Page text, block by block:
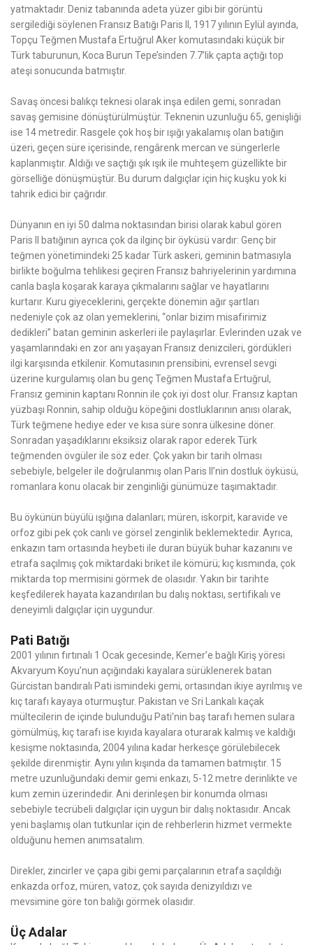
yatmaktadır. Deniz tabanında adeta yüzer gibi bir görüntü
sergilediği söylenen Fransız Batığı Paris II, 1917 yılının Eylül ayında,
Topçu Teğmen Mustafa Ertuğrul Aker komutasındaki küçük bir
Türk taburunun, Koca Burun Tepe’sinden 7.7’lik çapta açtığı top
ateşi sonucunda batmıştır.
Savaş öncesi balıkçı teknesi olarak inşa edilen gemi, sonradan
savaş gemisine dönüştürülmüştür. Teknenin uzunluğu 65, genişliği
ise 14 metredir. Rasgele çok hoş bir ışığı yakalamış olan batığın
üzeri, geçen süre içerisinde, rengârenk mercan ve süngerlerle
kaplanmıştır. Aldığı ve saçtığı şık ışık ile muhteşem güzellikte bir
görselliğe dönüşmüştür. Bu durum dalgıçlar için hiç kuşku yok ki
tahrik edici bir çağrıdır.
Dünyanın en iyi 50 dalma noktasından birisi olarak kabul gören
Paris II batığının ayrıca çok da ilginç bir öyküsü vardır: Genç bir
teğmen yönetimindeki 25 kadar Türk askeri, geminin batmasıyla
birlikte boğulma tehlikesi geçiren Fransız bahriyelerinin yardımına
canla başla koşarak karaya çıkmalarını sağlar ve hayatlarını
kurtarır. Kuru giyeceklerini, gerçekte dönemin ağır şartları
nedeniyle çok az olan yemeklerini, “onlar bizim misafirimiz
dedikleri” batan geminin askerleri ile paylaşırlar. Evlerinden uzak ve
yaşamlarındaki en zor anı yaşayan Fransız denizcileri, gördükleri
ilgi karşısında etkilenir. Komutasının prensibini, evrensel sevgi
üzerine kurgulamış olan bu genç Teğmen Mustafa Ertuğrul,
Fransız geminin kaptanı Ronnin ile çok iyi dost olur. Fransız kaptan
yüzbaşı Ronnin, sahip olduğu köpeğini dostluklarının anısı olarak,
Türk teğmene hediye eder ve kısa süre sonra ülkesine döner.
Sonradan yaşadıklarını eksiksiz olarak rapor ederek Türk
teğmenden övgüler ile söz eder. Çok yakın bir tarih olması
sebebiyle, belgeler ile doğrulanmış olan Paris II’nin dostluk öyküsü,
romanlara konu olacak bir zenginliği günümüze taşımaktadır.
Bu öykünün büyülü ışığına dalanları; müren, iskorpit, karavide ve
orfoz gibi pek çok canlı ve görsel zenginlik beklemektedir. Ayrıca,
enkazın tam ortasında heybeti ile duran büyük buhar kazanını ve
etrafa saçılmış çok miktardaki briket ile kömürü; kıç kısmında, çok
miktarda top mermisini görmek de olasıdır. Yakın bir tarihte
keşfedilerek hayata kazandırılan bu dalış noktası, sertifikalı ve
deneyimli dalgıçlar için uygundur.
Pati Batığı
2001 yılının fırtınalı 1 Ocak gecesinde, Kemer’e bağlı Kiriş yöresi
Akvaryum Koyu’nun açığındaki kayalara sürüklenerek batan
Gürcistan bandıralı Pati ismindeki gemi, ortasından ikiye ayrılmış ve
kıç tarafı kayaya oturmuştur. Pakistan ve Sri Lankalı kaçak
mültecilerin de içinde bulunduğu Pati’nin baş tarafı hemen sulara
gömülmüş, kıç tarafı ise kıyıda kayalara oturarak kalmış ve kaldığı
kesişme noktasında, 2004 yılına kadar herkesçe görülebilecek
şekilde direnmiştir. Aynı yılın kışında da tamamen batmıştır. 15
metre uzunluğundaki demir gemi enkazı, 5-12 metre derinlikte ve
kum zemin üzerindedir. Ani derinleşen bir konumda olması
sebebiyle tecrübeli dalgıçlar için uygun bir dalış noktasıdır. Ancak
yeni başlamış olan tutkunlar için de rehberlerin hizmet vermekte
olduğunu hemen anımsatalım.
Direkler, zincirler ve çapa gibi gemi parçalarının etrafa saçıldığı
enkazda orfoz, müren, vatoz, çok sayıda denizyıldızı ve
mevsimine göre ton balığı görmek olasıdır.
Üç Adalar